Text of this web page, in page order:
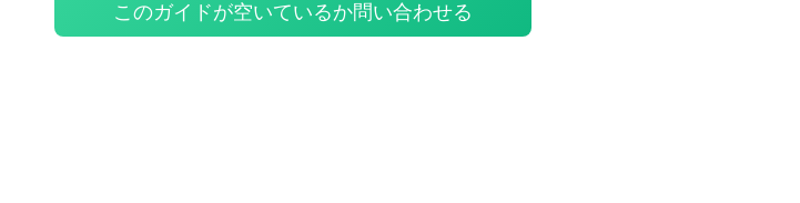
このガイドが空いているか問い合わせる